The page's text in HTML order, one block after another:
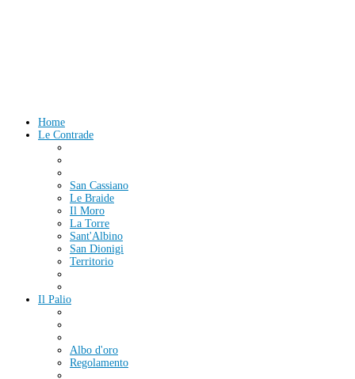
Home
Le Contrade
San Cassiano
Le Braide
Il Moro
La Torre
Sant'Albino
San Dionigi
Territorio
Il Palio
Albo d'oro
Regolamento